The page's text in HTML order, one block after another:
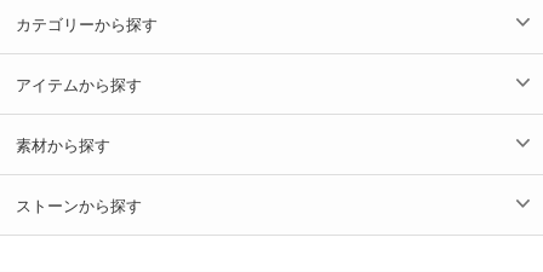
カテゴリーから探す
アイテムから探す
素材から探す
ストーンから探す